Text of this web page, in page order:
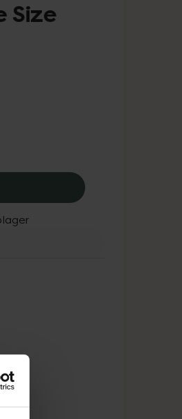
Size
Knästrap Svart One Size, 163